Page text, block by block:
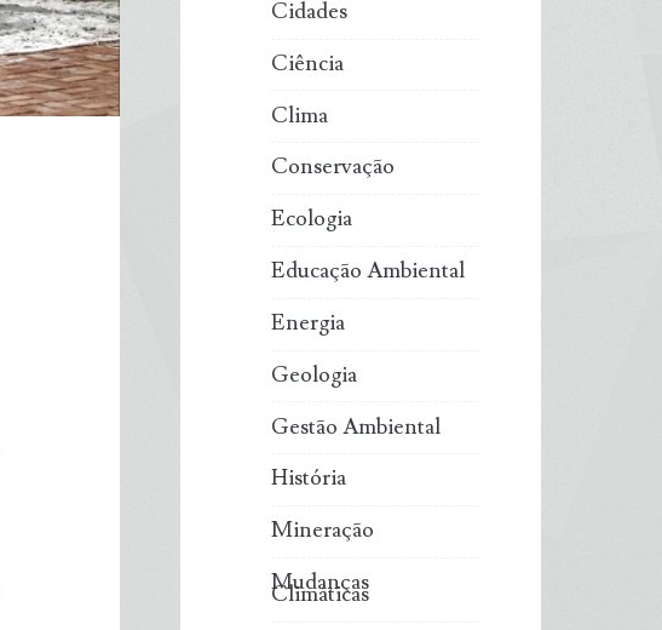
Cidades
Ciência
Clima
Conservação
Ecologia
Educação Ambiental
Energia
Geologia
Gestão Ambiental
História
Mineração
Mudanças
Climáticas